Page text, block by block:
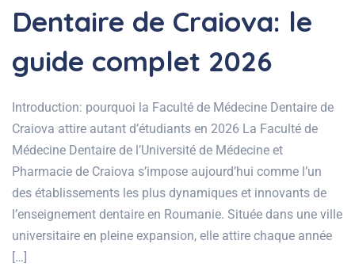
Dentaire de Craiova: le
guide complet 2026
Introduction: pourquoi la Faculté de Médecine Dentaire de
Craiova attire autant d’étudiants en 2026 La Faculté de
Médecine Dentaire de l’Université de Médecine et
Pharmacie de Craiova s’impose aujourd’hui comme l’un
des établissements les plus dynamiques et innovants de
l’enseignement dentaire en Roumanie. Située dans une ville
universitaire en pleine expansion, elle attire chaque année
[…]